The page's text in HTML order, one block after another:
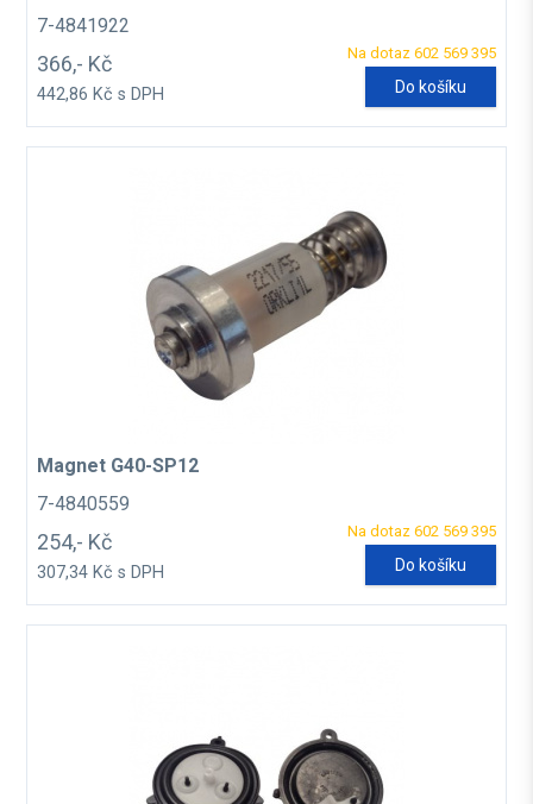
7-4841922
Na dotaz 602 569 395
366,- Kč
442,86 Kč s DPH Do košíku
Magnet G40-SP12
7-4840559
Na dotaz 602 569 395
254,- Kč
307,34 Kč s DPH Do košíku